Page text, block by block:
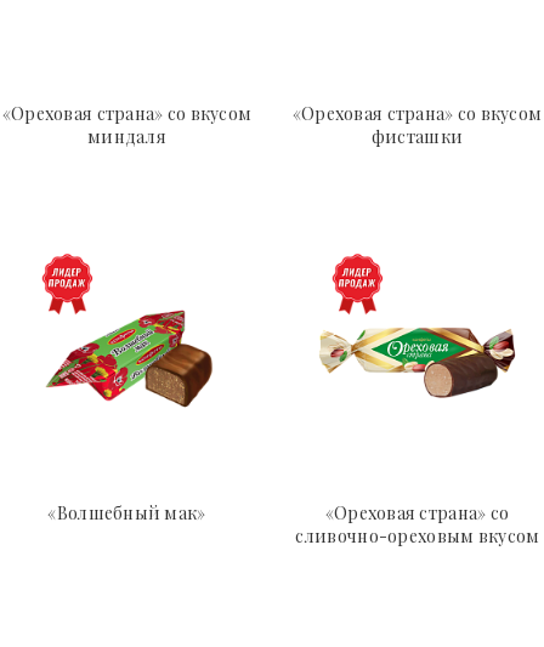
«Ореховая страна» co вкусом
миндаля
«Ореховая страна» со вкусом
фисташки
«Волшебный мак»
«Ореховая страна» со
сливочно-ореховым вкусом